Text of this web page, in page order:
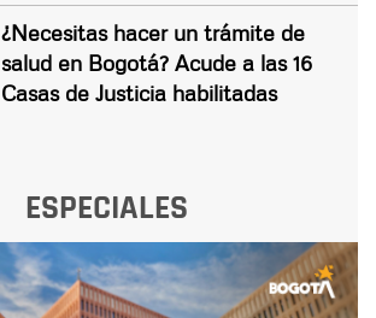
¿Necesitas hacer un trámite de
salud en Bogotá? Acude a las 16
Casas de Justicia habilitadas
ESPECIALES